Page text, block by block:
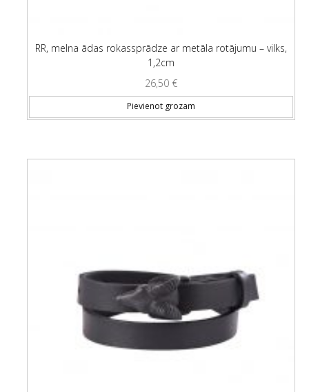
RR, melna ādas rokassprādze ar metāla rotājumu – vilks,
1,2cm
26,50 €
Pievienot grozam